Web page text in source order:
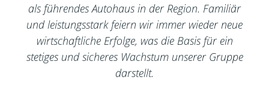
als führendes Autohaus in der Region. Familiär
und leistungsstark feiern wir immer wieder neue
wirtschaftliche Erfolge, was die Basis für ein
stetiges und sicheres Wachstum unserer Gruppe
darstellt.